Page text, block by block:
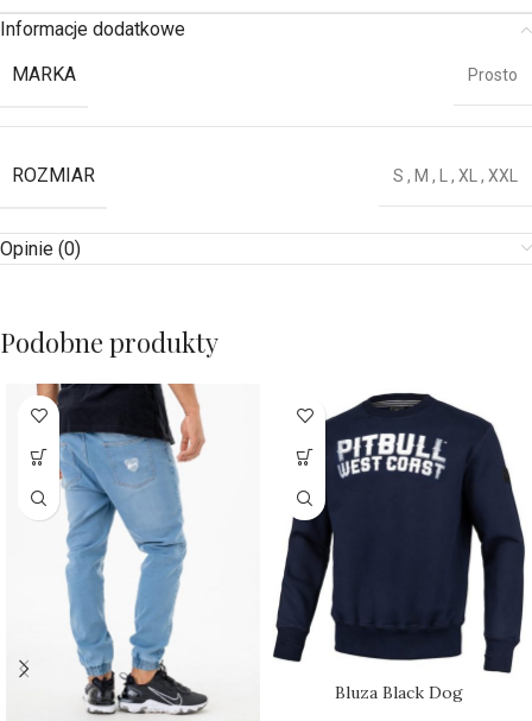
Informacje dodatkowe
MARKA
Prosto
ROZMIAR S , M , , XL , XXL
Opinie (0)
Podobne produkty
Bluza Black Dog